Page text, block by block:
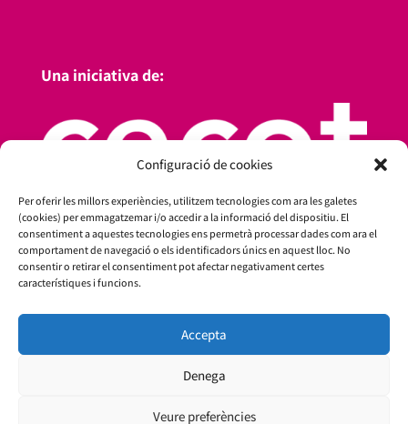
Configuració de cookies
Per oferir les millors experiències, utilitzem tecnologies com ara les galetes
(cookies) per emmagatzemar i/o accedir a la informació del dispositiu. El
consentiment a aquestes tecnologies ens permetrà processar dades com ara el
comportament de navegació o els identificadors únics en aquest lloc. No
consentir o retirar el consentiment pot afectar negativament certes
característiques i funcions.
Accepta
Denega
Veure preferències
Una iniciativa de: